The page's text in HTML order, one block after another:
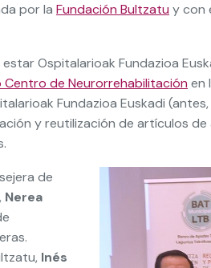
por la Fundación Bultzatu y con
estar Ospitalarioak Fundazioa
de Neurorrehabilitación en
Fundazioa Euskadi (antes,
y reutilización de artículos
de
Nerea
Inés